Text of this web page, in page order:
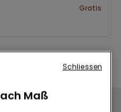
Gratis
Maß
Schliessen